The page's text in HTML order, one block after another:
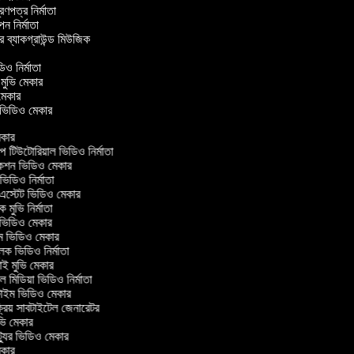
নির্মাতা
নির্মাতা
ব্যাকগ্রাউন্ড মিউজিক
নির্মাতা
মেকার
ভিডিও মেকার
ভিডিও নির্মাতা
ভিডিও মেকার
নির্মাতা
ভিডিও মেকার
মুভি নির্মাতা
মেকার
ভিডিও মেকার
ভিডিও নির্মাতা
মুভি মেকার
ভিডিও নির্মাতা
ভিডিও মেকার
সাবটাইটেল জেনারেটর
মেকার
ভিডিও মেকার